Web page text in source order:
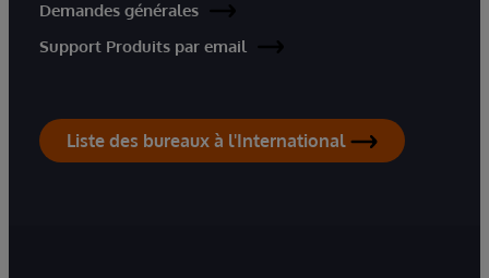
Demandes générales
Support Produits par email
Liste des bureaux à l'International